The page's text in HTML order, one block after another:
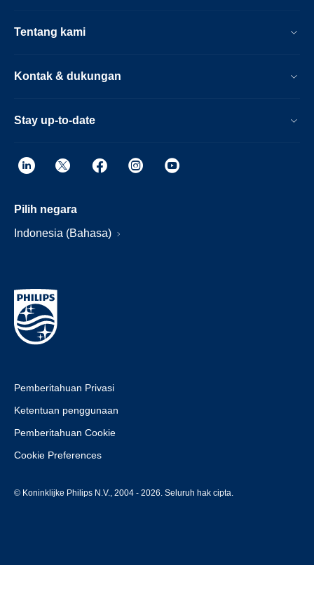
Tentang kami
Kontak & dukungan
Stay up-to-date
Pilih negara
Indonesia (Bahasa)
Pemberitahuan Privasi
Ketentuan penggunaan
Pemberitahuan Cookie
Cookie Preferences
© Koninklijke Philips N.V., 2004 - 2026. Seluruh hak cipta.